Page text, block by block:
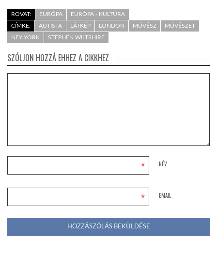
ROVAT: EURÓPA
EURÓPA - KULTÚRA
CÍMKE:
AUTISTA LÁTKÉP LONDON MŰVÉSZ
MŰVÉSZET
NEY YORK
STEPHEN WILTSHIRE
SZÓLJON HOZZÁ EHHEZ A CIKKHEZ
NÉV
*
EMAIL
*